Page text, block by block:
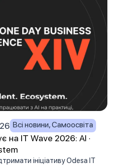
Всі новини,Самоосвіта
на IT Wave 2026: AI ·
ініціативу Odesa IT